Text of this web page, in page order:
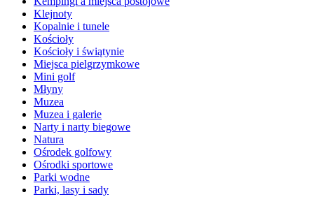
Klejnoty
Kopalnie i tunele
Kościoły
Kościoły i świątynie
Miejsca pielgrzymkowe
Mini golf
Młyny
Muzea
Muzea i galerie
Narty i narty biegowe
Natura
Ośrodek golfowy
Ośrodki sportowe
Parki wodne
Parki, lasy i sady